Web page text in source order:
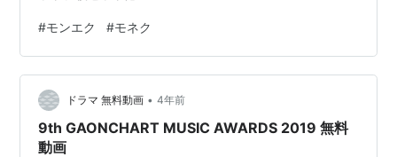
#モンエク #モネク
ドラマ 無料動画 • 4年前
9th GAONCHART MUSIC AWARDS 2019 無料
動画